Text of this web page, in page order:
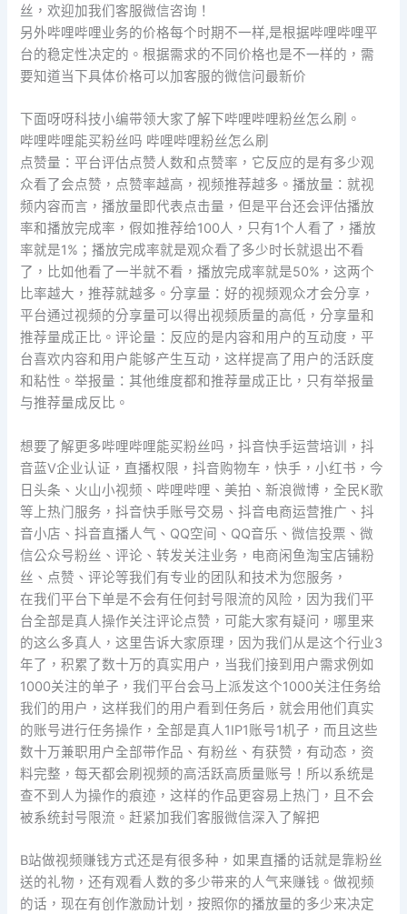
丝，欢迎加我们客服微信咨询！
另外哔哩哔哩业务的价格每个时期不一样,是根据哔哩哔哩平
台的稳定性决定的。根据需求的不同价格也是不一样的，需
要知道当下具体价格可以加客服的微信问最新价
下面呀呀科技小编带领大家了解下哔哩哔哩粉丝怎么刷。
哔哩哔哩能买粉丝吗 哔哩哔哩粉丝怎么刷
点赞量：平台评估点赞人数和点赞率，它反应的是有多少观
众看了会点赞，点赞率越高，视频推荐越多。播放量：就视
频内容而言，播放量即代表点击量，但是平台还会评估播放
率和播放完成率，假如推荐给100人，只有1个人看了，播放
率就是1%；播放完成率就是观众看了多少时长就退出不看
了，比如他看了一半就不看，播放完成率就是50%，这两个
比率越大，推荐就越多。分享量：好的视频观众才会分享，
平台通过视频的分享量可以得出视频质量的高低，分享量和
推荐量成正比。评论量：反应的是内容和用户的互动度，平
台喜欢内容和用户能够产生互动，这样提高了用户的活跃度
和粘性。举报量：其他维度都和推荐量成正比，只有举报量
与推荐量成反比。
想要了解更多哔哩哔哩能买粉丝吗，抖音快手运营培训，抖
音蓝V企业认证，直播权限，抖音购物车，快手，小红书，今
日头条、火山小视频、哔哩哔哩、美拍、新浪微博，全民K歌
等上热门服务，抖音快手账号交易、抖音电商运营推广、抖
音小店、抖音直播人气、QQ空间、QQ音乐、微信投票、微
信公众号粉丝、评论、转发关注业务，电商闲鱼淘宝店铺粉
丝、点赞、评论等我们有专业的团队和技术为您服务，
在我们平台下单是不会有任何封号限流的风险，因为我们平
台全部是真人操作关注评论点赞，可能大家有疑问，哪里来
的这么多真人，这里告诉大家原理，因为我们从是这个行业3
年了，积累了数十万的真实用户，当我们接到用户需求例如
1000关注的单子，我们平台会马上派发这个1000关注任务给
我们的用户，这样我们的用户看到任务后，就会用他们真实
的账号进行任务操作，全部是真人1IP1账号1机子，而且这些
数十万兼职用户全部带作品、有粉丝、有获赞，有动态，资
料完整，每天都会刷视频的高活跃高质量账号！所以系统是
查不到人为操作的痕迹，这样的作品更容易上热门，且不会
被系统封号限流。赶紧加我们客服微信深入了解把
B站做视频赚钱方式还是有很多种，如果直播的话就是靠粉丝
送的礼物，还有观看人数的多少带来的人气来赚钱。做视频
的话，现在有创作激励计划，按照你的播放量的多少来决定